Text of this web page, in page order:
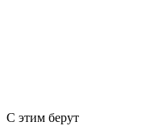
С этим берут